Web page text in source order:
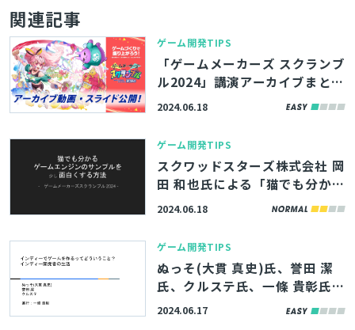
関連記事
ゲーム開発TIPS
「ゲームメーカーズ スクランブ
ル2024」講演アーカイブまと
め！
2024.06.18
ゲーム開発TIPS
スクワッドスターズ株式会社 岡
田 和也氏による「猫でも分かる
ゲームエンジンのサンプルを面
ライドを公開！【ゲームメーカ
ーズ スクランブル2024】
2024.06.18
ゲーム開発TIPS
ぬっそ(大貫 真史)氏、誉田 潔
氏、クルステ氏、一條 貴彰氏に
よる「インディーでゲームを作
2024.06.17